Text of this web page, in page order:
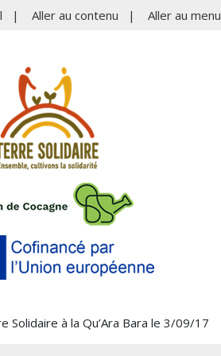
| Aller au contenu | Aller au menu
Solidaire à la Qu’Ara Bara le 3/09/17